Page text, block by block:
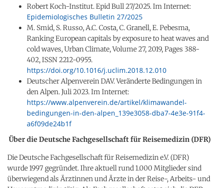
Robert Koch-Institut. Epid Bull 27/2025. Im Internet:
Epidemiologisches Bulletin 27/2025
M. Smid, S. Russo, A.C. Costa, C. Granell, E. Pebesma,
Ranking European capitals by exposure to heat waves and
cold waves, Urban Climate, Volume 27, 2019, Pages 388-
402, ISSN 2212-0955.
https://doi.org/10.1016/j.uclim.2018.12.010
Deutscher Alpenverein DAV. Veränderte Bedingungen in
den Alpen. Juli 2023. Im Internet:
https://www.alpenverein.de/artikel/klimawandel-
bedingungen-in-den-alpen_139e3058-dba7-4e3e-91f4-
a6f09de24b1f
Über die Deutsche Fachgesellschaft für Reisemedizin (DFR)
Die Deutsche Fachgesellschaft für Reisemedizin e.V. (DFR)
wurde 1997 gegründet. Ihre aktuell rund 1.000 Mitglieder sind
überwiegend als Ärztinnen und Ärzte in der Reise-, Arbeits- und